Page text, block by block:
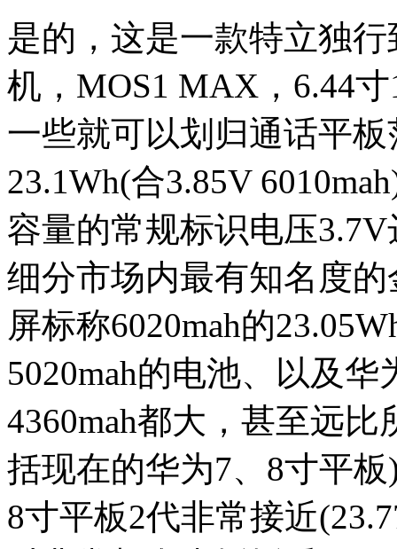
是的，这是一款特立独
机，MOS1 MAX，6.44
一些就可以划归通话平
23.1Wh(合3.85V
容量的常规标识电压
细分市场内最有知名度
屏标称6020mah的
5020mah的电池、以及华
4360mah都大，甚至远
括现在的华为7、8寸平
8寸平板2代非常接近